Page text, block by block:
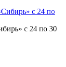
с 24 по 30